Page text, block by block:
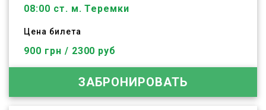
08:00 ст. м. Теремки
Цена билета
900 грн / 2300 руб
ЗАБРОНИРОВАТЬ